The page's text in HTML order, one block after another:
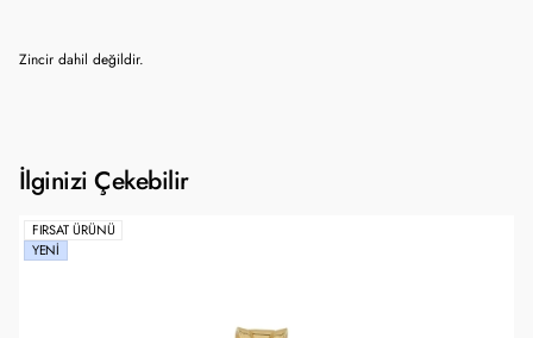
Zincir dahil değildir.
İlginizi Çekebilir
FIRSAT ÜRÜNÜ
YENI